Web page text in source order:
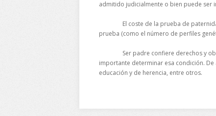
admitido judicialmente o bien puede ser
El coste de la prueba de paternidad
prueba (como el número de perfiles
Ser padre confiere derechos y
importante determinar esa condición.
educación y de herencia, entre otros.